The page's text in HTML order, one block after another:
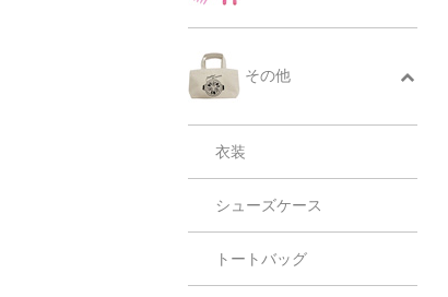
その他
衣装
シューズケース
トートバッグ